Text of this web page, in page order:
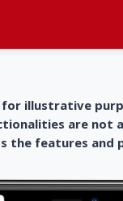
for illustrative
are not
the features